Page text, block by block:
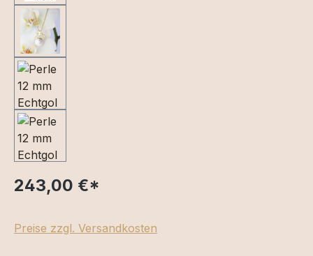
243,00 €*
Preise zzgl. Versandkosten